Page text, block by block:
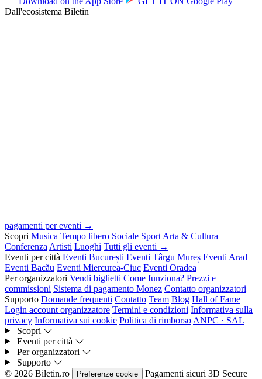
Dall'ecosistema Biletin
pagamenti per eventi →
Scopri Musica Tempo libero Sociale Sport Arta & Cultura
Conferenza Artisti Luoghi Tutti gli eventi →
Eventi per città Eventi București Eventi Târgu Mureș Eventi Arad
Eventi Bacău Eventi Miercurea-Ciuc Eventi Oradea
Per organizzatori Vendi biglietti Come funziona? Prezzi e
commissioni Sistema di pagamento Monez Contatto organizzatori
Supporto Domande frequenti Contatto Team Blog Hall of Fame
Login account organizzatore Termini e condizioni Informativa sulla
privacy Informativa sui cookie Politica di rimborso ANPC · SAL
Scopri
Eventi per città
Per organizzatori
Supporto
© 2026 Biletin.ro
Preferenze cookie Pagamenti sicuri 3D Secure